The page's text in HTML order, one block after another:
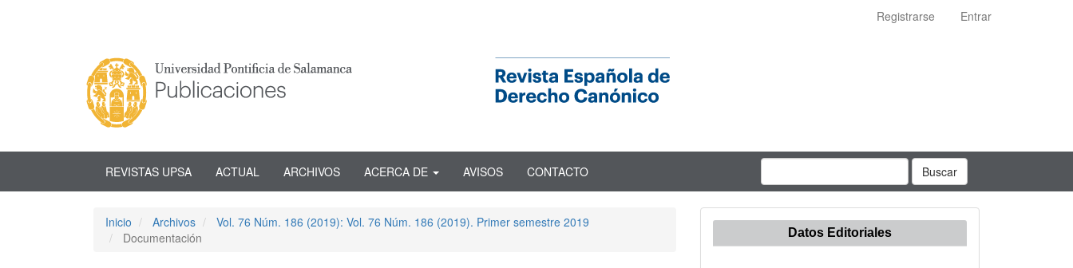
Registrarse Entrar
REVISTAS UPSA ACTUAL ARCHIVOS ACERCA DE AVISOS CONTACTO Buscar
Inicio Archivos
Vol. 76 Núm. 186 (2019): Vol. 76 Núm. 186 (2019). Primer semestre 2019
Documentación
Datos Editoriales